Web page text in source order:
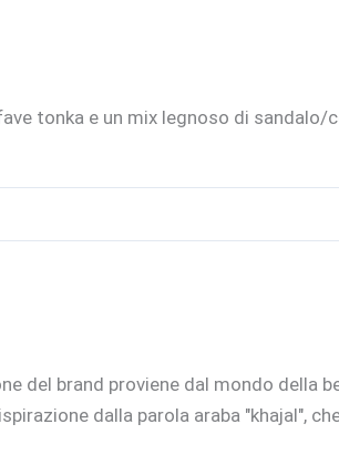
tonka e un mix legnoso di sandalo/
del brand proviene dal mondo della
dalla parola araba "khajal",